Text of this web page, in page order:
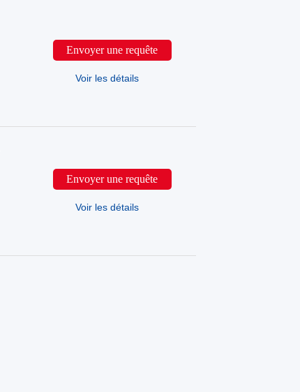
Envoyer une requête
Voir les détails
Envoyer une requête
Voir les détails